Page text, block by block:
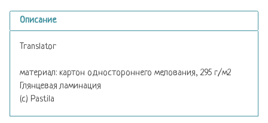
Описание
Translator
материал: картон одностороннего мелования, 295 г/м2
Глянцевая ламинация
(с) Pastila